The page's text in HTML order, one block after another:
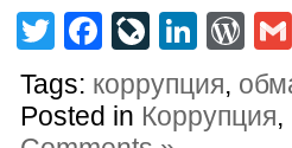
TwitterFacebook
Tags: коррупция,
Posted in Коррупция,